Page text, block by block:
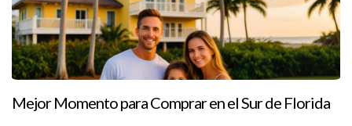
Mejor Momento para Comprar en el Sur de Florida